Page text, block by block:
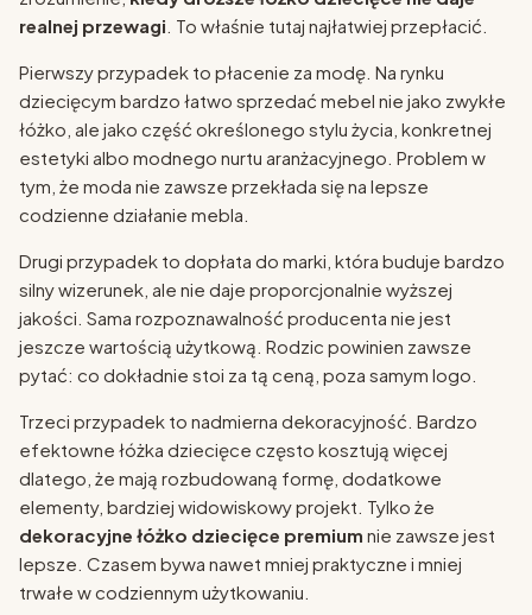
realnej przewagi . To właśnie tutaj najłatwiej przepłacić.
Pierwszy przypadek to płacenie za modę. Na rynku
dziecięcym bardzo łatwo sprzedać mebel nie jako zwykłe
łóżko, ale jako część określonego stylu życia, konkretnej
estetyki albo modnego nurtu aranżacyjnego. Problem w
tym, że moda nie zawsze przekłada się na lepsze
codzienne działanie mebla.
Drugi przypadek to dopłata do marki, która buduje bardzo
silny wizerunek, ale nie daje proporcjonalnie wyższej
jakości. Sama rozpoznawalność producenta nie jest
jeszcze wartością użytkową. Rodzic powinien zawsze
pytać: co dokładnie stoi za tą ceną, poza samym logo.
Trzeci przypadek to nadmierna dekoracyjność. Bardzo
efektowne łóżka dziecięce często kosztują więcej
dlatego, że mają rozbudowaną formę, dodatkowe
elementy, bardziej widowiskowy projekt. Tylko że
dekoracyjne łóżko dziecięce premium nie zawsze jest
lepsze. Czasem bywa nawet mniej praktyczne i mniej
trwałe w codziennym użytkowaniu.